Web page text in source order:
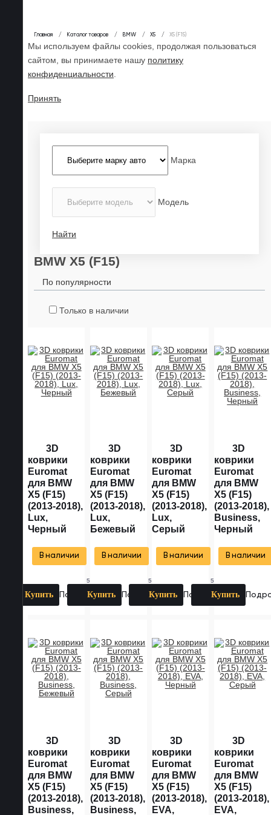
Главная Каталог товаров BMW X5 X5 (F15)
Мы используем файлы cookies, продолжая пользоваться
сайтом, вы принимаете нашу политику
конфиденциальности
Принять
Марка
Модель
Найти
BMW X5 (F15)
По популярности
Только в наличии
3D
коврики
Euromat
для BMW
X5 (F15)
(2013-2018),
Lux,
Черный
В наличии
5
Купить Подробнее
3D
коврики
Euromat
для BMW
X5 (F15)
(2013-2018),
Lux,
Бежевый
В наличии
5
Купить Подробнее
3D
коврики
Euromat
для BMW
X5 (F15)
(2013-2018),
Lux,
Серый
В наличии
5
Купить Подробнее
3D
коврики
Euromat
для BMW
X5 (F15)
(2013-2018),
Business,
Черный
В наличии
Купить
3D
коврики
Euromat
для BMW
X5 (F15)
(2013-2018),
Business,
3D
коврики
Euromat
для BMW
X5 (F15)
(2013-2018),
Business,
3D
коврики
Euromat
для BMW
X5 (F15)
(2013-2018),
EVA,
3D
коврики
Euromat
для BMW
X5 (F15)
(2013-2018),
EVA,